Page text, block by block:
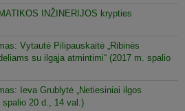
INŽINERIJOS krypties
Vytautė Pilipauskaitė „Ribinės
su ilgąja atmintimi“ (2017 m. spalio
Ieva Grublytė „Netiesiniai ilgos
spalio 20 d., 14 val.)